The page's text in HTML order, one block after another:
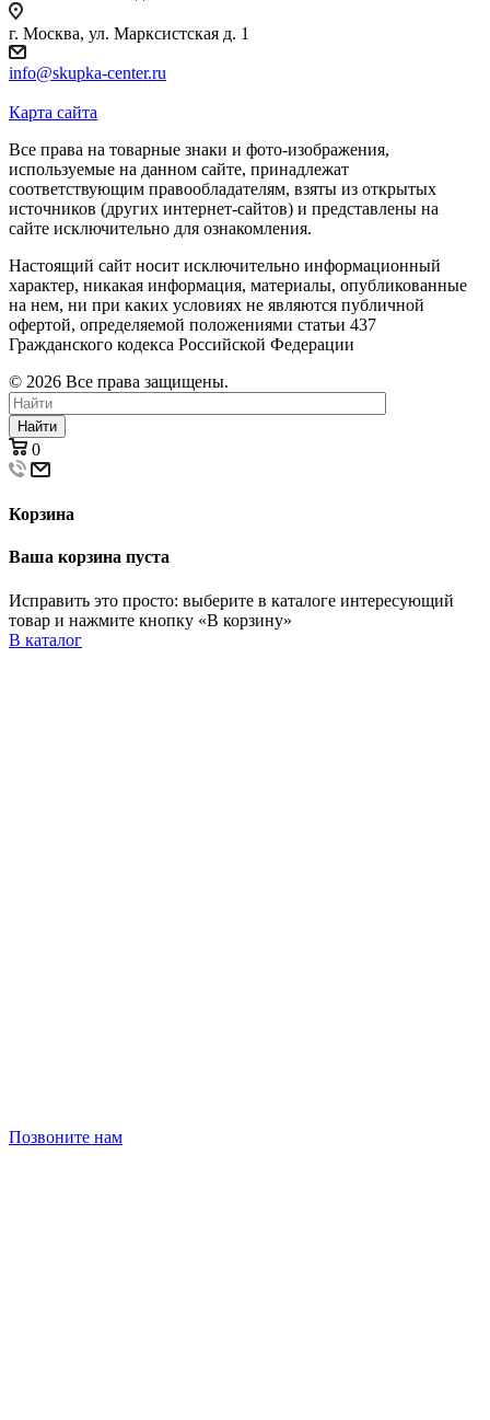
г. Москва, ул. Марксистская д. 1
info@skupka-center.ru
Карта сайта
Все права на товарные знаки и фото-изображения,
используемые на данном сайте, принадлежат
соответствующим правообладателям, взяты из открытых
источников (других интернет-сайтов) и представлены на
сайте исключительно для ознакомления.
Настоящий сайт носит исключительно информационный
характер, никакая информация, материалы, опубликованные
на нем, ни при каких условиях не являются публичной
офертой, определяемой положениями статьи 437
Гражданского кодекса Российской Федерации
© 2026 Все права защищены.
Найти
0
Корзина
Ваша корзина пуста
Исправить это просто: выберите в каталоге интересующий
товар и нажмите кнопку «В корзину»
В каталог
Позвоните нам